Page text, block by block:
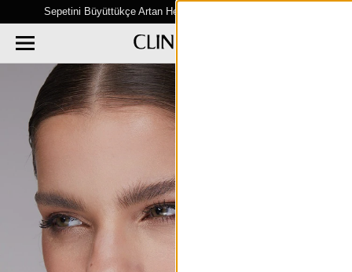
Sepetini Büyüttükçe Artan Hediye Fırsatları Seni Bekliyor!